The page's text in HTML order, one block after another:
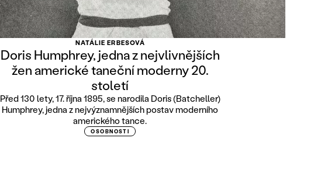
NATÁLIE ERBESOVÁ
Doris Humphrey, jedna z nejvlivnějších
žen americké taneční moderny 20.
století
Před 130 lety, 17. října 1895, se narodila Doris (Batcheller)
Humphrey, jedna z nejvýznamnějších postav moderního
amerického tance.
OSOBNOSTI